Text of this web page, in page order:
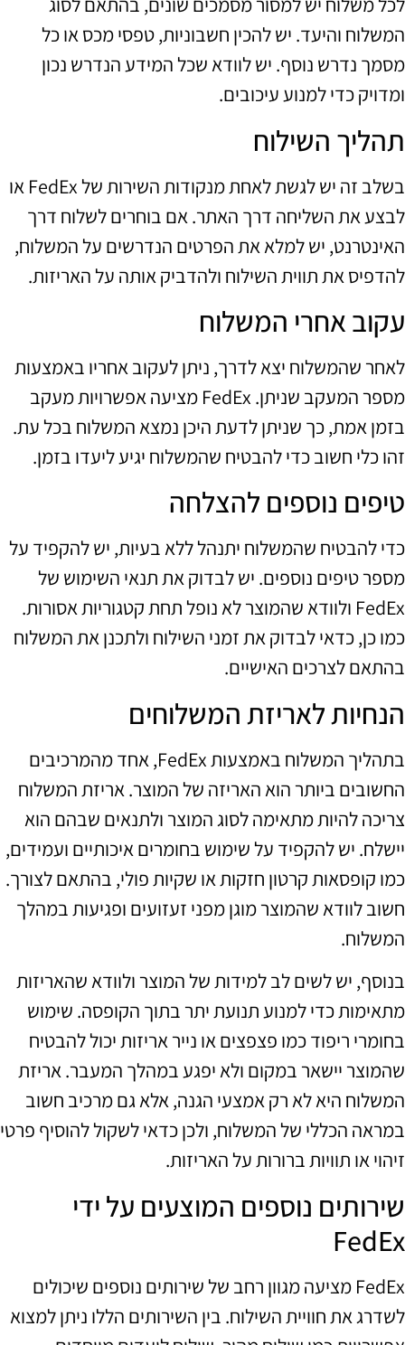
המשלוח והיעד. יש להכין חשבוניות, טפסי מכס או כל
מסמך נדרש נוסף. יש לוודא שכל המידע הנדרש נכון
ומדויק כדי למנוע עיכובים.
תהליך השילוח
בשלב זה יש לגשת לאחת מנקודות השירות של FedEx או
לבצע את השליחה דרך האתר. אם בוחרים לשלוח דרך
האינטרנט, יש למלא את הפרטים הנדרשים על המשלוח,
להדפיס את תווית השילוח ולהדביק אותה על האריזות.
עקוב אחרי המשלוח
לאחר שהמשלוח יצא לדרך, ניתן לעקוב אחריו באמצעות
מספר המעקב שניתן. FedEx מציעה אפשרויות מעקב
בזמן אמת, כך שניתן לדעת היכן נמצא המשלוח בכל עת.
זהו כלי חשוב כדי להבטיח שהמשלוח יגיע ליעדו בזמן.
טיפים נוספים להצלחה
כדי להבטיח שהמשלוח יתנהל ללא בעיות, יש להקפיד על
מספר טיפים נוספים. יש לבדוק את תנאי השימוש של
FedEx ולוודא שהמוצר לא נופל תחת קטגוריות אסורות.
כמו כן, כדאי לבדוק את זמני השילוח ולתכנן את המשלוח
בהתאם לצרכים האישיים.
הנחיות לאריזת המשלוחים
בתהליך המשלוח באמצעות FedEx, אחד מהמרכיבים
החשובים ביותר הוא האריזה של המוצר. אריזת המשלוח
צריכה להיות מתאימה לסוג המוצר ולתנאים שבהם הוא
יישלח. יש להקפיד על שימוש בחומרים איכותיים ועמידים,
כמו קופסאות קרטון חזקות או שקיות פולי, בהתאם לצורך.
חשוב לוודא שהמוצר מוגן מפני זעזועים ופגיעות במהלך
המשלוח.
בנוסף, יש לשים לב למידות של המוצר ולוודא שהאריזות
מתאימות כדי למנוע תנועת יתר בתוך הקופסה. שימוש
בחומרי ריפוד כמו פצפצים או נייר אריזות יכול להבטיח
שהמוצר יישאר במקום ולא יפגע במהלך המעבר. אריזת
המשלוח היא לא רק אמצעי הגנה, אלא גם מרכיב חשוב
במראה הכללי של המשלוח, ולכן כדאי לשקול להוסיף פרטי
זיהוי או תוויות ברורות על האריזות.
שירותים נוספים המוצעים על ידי
FedEx
FedEx מציעה מגוון רחב של שירותים נוספים שיכולים
לשדרג את חוויית השילוח. בין השירותים הללו ניתן למצוא